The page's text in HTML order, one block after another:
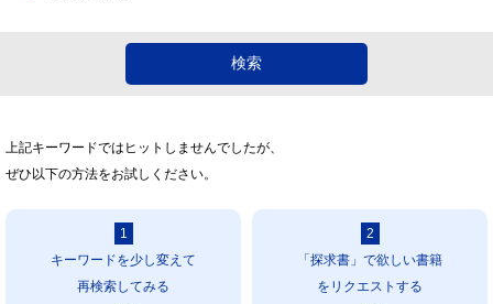
上記キーワードではヒットしませんでしたが、
ぜひ以下の方法をお試しください。
1
キーワードを少し変えて
再検索してみる
2
「探求書」で欲しい書籍
をリクエストする